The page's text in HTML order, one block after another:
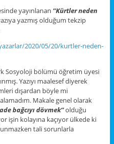
yayınlanan ’’Kürtler neden
yazmış olduğum tekzip
2020/05/20/kurtler-neden-
Sosyoloji bölümü öğretim üyesi
Yazıyı maalesef diyerek
dışardan böyle mi
Makale genel olarak
bağcıyı dövmek’’olduğu
işin kolayına kaçıyor ülkede ki
tali sorunlarla